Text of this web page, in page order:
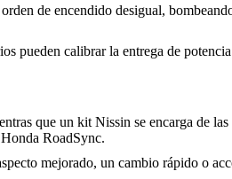
de encendido desigual,
pueden calibrar la entrega de
que un kit Nissin se encarga de
RoadSync.
mejorado, un cambio rápido o